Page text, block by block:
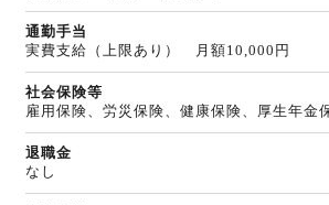
通勤手当
実費支給（上限あり） 月額10,000円
社会保険等
雇用保険、労災保険、健康保険、厚生年金
退職金
なし